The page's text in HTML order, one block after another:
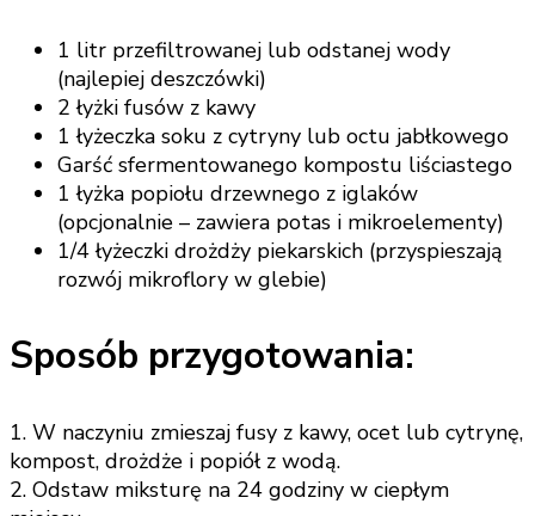
1 litr przefiltrowanej lub odstanej wody
(najlepiej deszczówki)
2 łyżki fusów z kawy
1 łyżeczka soku z cytryny lub octu jabłkowego
Garść sfermentowanego kompostu liściastego
1 łyżka popiołu drzewnego z iglaków
(opcjonalnie – zawiera potas i mikroelementy)
1/4 łyżeczki drożdży piekarskich (przyspieszają
rozwój mikroflory w glebie)
Sposób przygotowania:
1. W naczyniu zmieszaj fusy z kawy, ocet lub cytrynę,
kompost, drożdże i popiół z wodą.
2. Odstaw miksturę na 24 godziny w ciepłym